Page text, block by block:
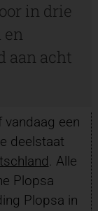
in drie
en
aan acht
vandaag een
deelstaat
. Alle
Plopsa
Plopsa in